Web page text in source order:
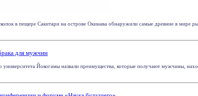
в пещере Сакитари на острове Окинава обнаружили самые древние в мире
для мужчин
университета Йокогамы назвали преимущества, которые получают мужчины,